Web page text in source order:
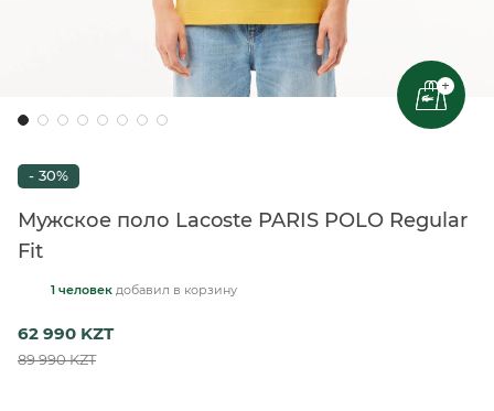
+
- 30%
Мужское поло Lacoste PARIS POLO Regular
Fit
1 человек добавил в корзину
62 990 KZT
89 990 KZT